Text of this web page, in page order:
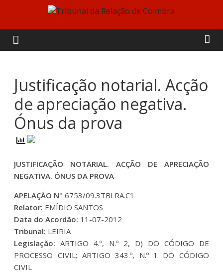
content
Tribunal
da
Relação
de
Coimbra
Justificação notarial. Acção
de apreciação negativa.
Ónus da prova
JUSTIFICAÇÃO NOTARIAL. ACÇÃO DE APRECIAÇÃO
NEGATIVA. ÓNUS DA PROVA
APELAÇÃO Nº 6753/09.3TBLRA.C1
Relator: EMÍDIO SANTOS
Data do Acordão: 11-07-2012
Tribunal: LEIRIA
Legislação: ARTIGO 4.º, N.º 2, D) DO CÓDIGO DE
PROCESSO CIVIL; ARTIGO 343.º, N.º 1 DO CÓDIGO
CIVIL